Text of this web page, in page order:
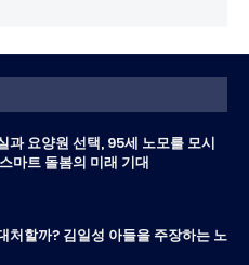
과 요양원 선택, 95세 노모를 모시
마트 돌봄의 미래 기대
처할까? 김일성 아들을 주장하는 노